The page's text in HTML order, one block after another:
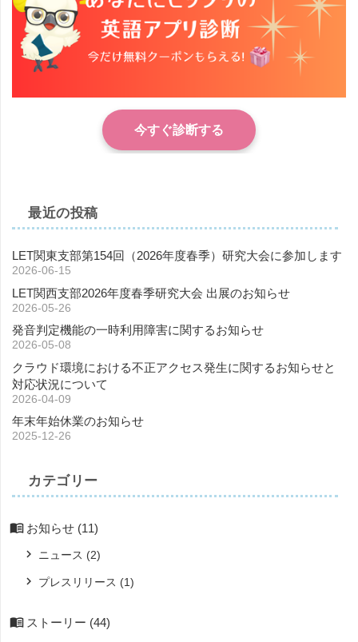
今すぐ診断する
最近の投稿
LET関東支部第154回（2026年度春季）研究大会に参加します
2026-06-15
LET関西支部2026年度春季研究大会 出展のお知らせ
2026-05-26
発音判定機能の一時利用障害に関するお知らせ
2026-05-08
クラウド環境における不正アクセス発生に関するお知らせと
対応状況について
2026-04-09
年末年始休業のお知らせ
2025-12-26
カテゴリー
お知らせ (11)
ニュース (2)
プレスリリース (1)
ストーリー (44)